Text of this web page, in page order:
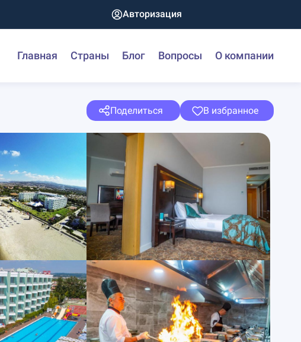
Авторизация
Главная Страны Блог Вопросы О компании
Поделиться В избранное